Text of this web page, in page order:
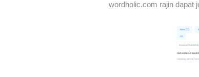
wordholic.com rajin dapat